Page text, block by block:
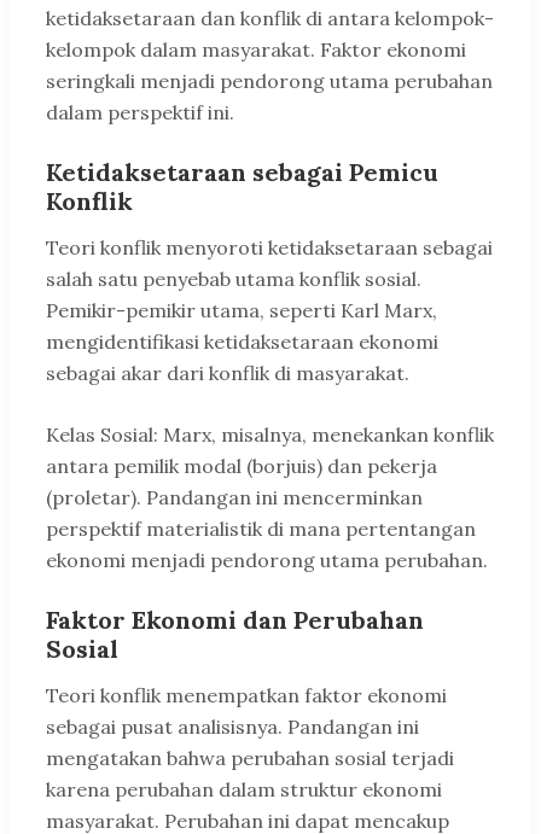
ketidaksetaraan dan konflik di antara kelompok-
kelompok dalam masyarakat. Faktor ekonomi
seringkali menjadi pendorong utama perubahan
dalam perspektif ini.
Ketidaksetaraan sebagai Pemicu
Konflik
Teori konflik menyoroti ketidaksetaraan sebagai
salah satu penyebab utama konflik sosial.
Pemikir-pemikir utama, seperti Karl Marx,
mengidentifikasi ketidaksetaraan ekonomi
sebagai akar dari konflik di masyarakat.
Kelas Sosial: Marx, misalnya, menekankan konflik
antara pemilik modal (borjuis) dan pekerja
(proletar). Pandangan ini mencerminkan
perspektif materialistik di mana pertentangan
ekonomi menjadi pendorong utama perubahan.
Faktor Ekonomi dan Perubahan
Sosial
Teori konflik menempatkan faktor ekonomi
sebagai pusat analisisnya. Pandangan ini
mengatakan bahwa perubahan sosial terjadi
karena perubahan dalam struktur ekonomi
masyarakat. Perubahan ini dapat mencakup